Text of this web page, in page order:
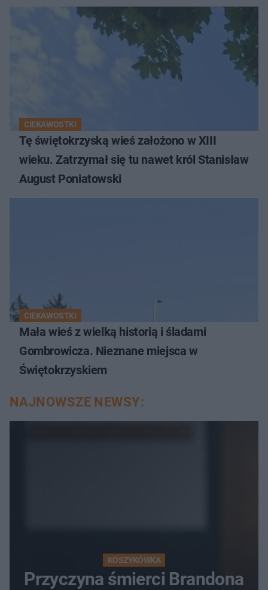
CIEKAWOSTKI
Tę świętokrzyską wieś założono w XIII
wieku. Zatrzymał się tu nawet król Stanisław
August Poniatowski
CIEKAWOSTKI
Mała wieś z wielką historią i śladami
Gombrowicza. Nieznane miejsca w
Świętokrzyskiem
NAJNOWSZE NEWSY:
KOSZYKÓWKA
Przyczyna śmierci Brandona